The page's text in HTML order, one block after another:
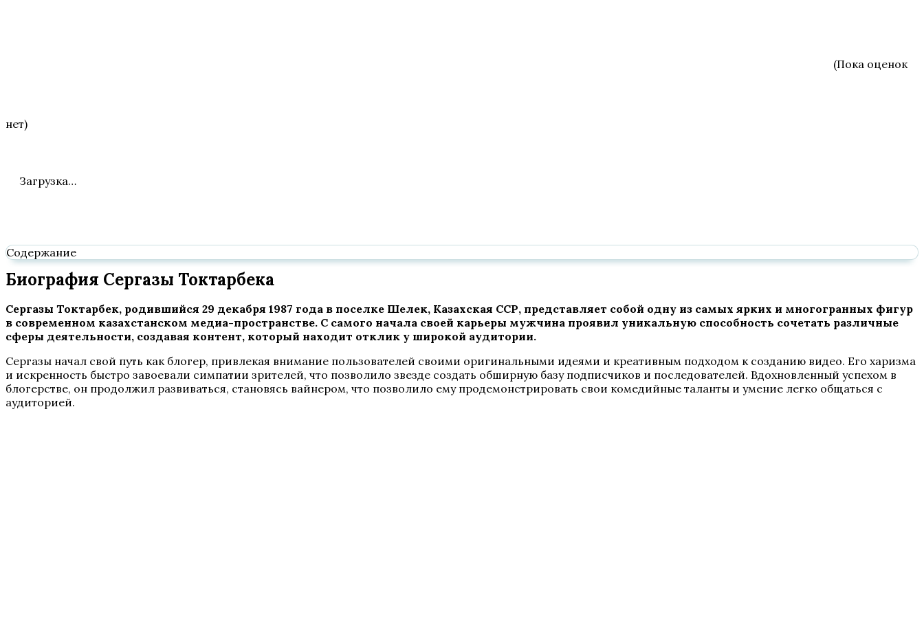
(Пока оценок
нет)
Загрузка…
Содержание
Биография Сергазы Токтарбека
Сергазы Токтарбек, родившийся 29 декабря 1987 года в поселке Шелек, Казахская ССР, представляет собой одну из самых ярких и многогранных фигур
в современном казахстанском медиа-пространстве. С самого начала своей карьеры мужчина проявил уникальную способность сочетать различные
сферы деятельности, создавая контент, который находит отклик у широкой аудитории.
Сергазы начал свой путь как блогер, привлекая внимание пользователей своими оригинальными идеями и креативным подходом к созданию видео. Его харизма
и искренность быстро завоевали симпатии зрителей, что позволило звезде создать обширную базу подписчиков и последователей. Вдохновленный успехом в
блогерстве, он продолжил развиваться, становясь вайнером, что позволило ему продемонстрировать свои комедийные таланты и умение легко общаться с
аудиторией.